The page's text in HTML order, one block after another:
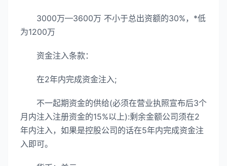
3000万—3600万 不小于总出资额的30%，*低
为1200万
资金注入条款：
在2年内完成资金注入;
不一起期资金的供给(必须在营业执照宣布后3个
月内注入注册资金的15%以上):剩余金额公司须在2
年内注入，如果是控股公司的话在5年内完成资金注
入即可。